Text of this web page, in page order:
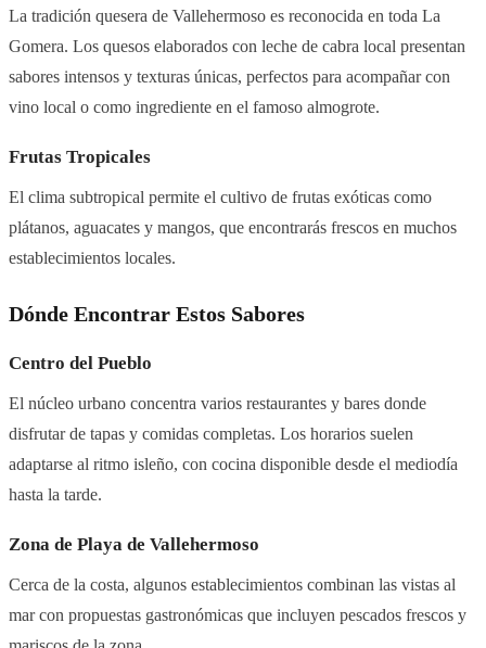
La tradición quesera de Vallehermoso es reconocida en toda La
Gomera. Los quesos elaborados con leche de cabra local presentan
sabores intensos y texturas únicas, perfectos para acompañar con
vino local o como ingrediente en el famoso almogrote.
Frutas Tropicales
El clima subtropical permite el cultivo de frutas exóticas como
plátanos, aguacates y mangos, que encontrarás frescos en muchos
establecimientos locales.
Dónde Encontrar Estos Sabores
Centro del Pueblo
El núcleo urbano concentra varios restaurantes y bares donde
disfrutar de tapas y comidas completas. Los horarios suelen
adaptarse al ritmo isleño, con cocina disponible desde el mediodía
hasta la tarde.
Zona de Playa de Vallehermoso
Cerca de la costa, algunos establecimientos combinan las vistas al
mar con propuestas gastronómicas que incluyen pescados frescos y